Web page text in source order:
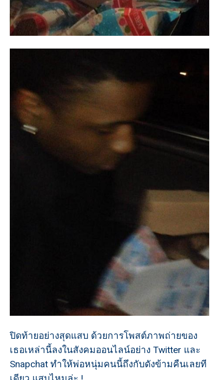
ปิดท้ายอย่างสุดแสบ ด้วยการโพสต์ภาพถ่ายของ
เธอเหล่านี้ลงในสังคมออนไลน์อย่าง Twitter และ
Snapchat ทำให้พ่อหนุ่มคนนี้ถึงกับดังข้ามคืนเลยที